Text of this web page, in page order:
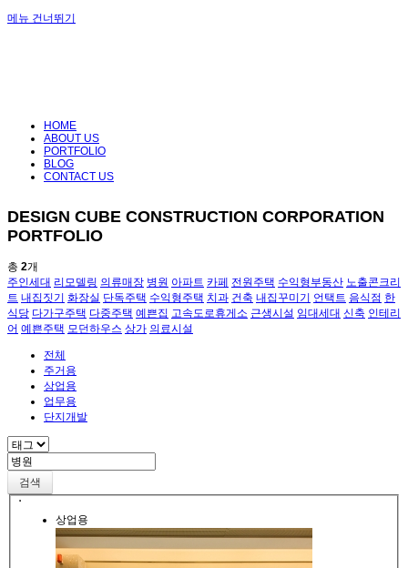
메뉴 건너뛰기
HOME
ABOUT US
PORTFOLIO
BLOG
CONTACT US
DESIGN CUBE CONSTRUCTION CORPORATION
PORTFOLIO
총 2개
주인세대 리모델링 의류매장 병원 아파트 카페 전원주택 수익형부동산 노출콘크리
트 내집짓기 화장실 단독주택 수익형주택 치과 건축 내집꾸미기 언택트 음식점 한
식당 다가구주택 다중주택 예쁜집 고속도로휴게소 근생시설 임대세대 신축 인테리
어 예쁜주택 모던하우스 상가 의료시설
전체
주거용
상업용
업무용
단지개발
검색
상업용